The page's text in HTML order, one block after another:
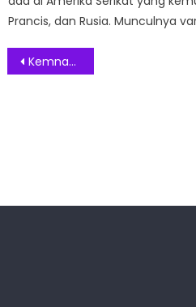
Prancis, dan Rusia. Munculnya
Post
Kemnaker Perbanyak Kesempatan Program Pemagangan ke Jepang